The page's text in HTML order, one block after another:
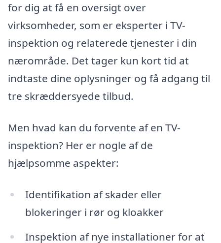
for dig at få en oversigt over
virksomheder, som er eksperter i TV-
inspektion og relaterede tjenester i din
nærområde. Det tager kun kort tid at
indtaste dine oplysninger og få adgang til
tre skræddersyede tilbud.
Men hvad kan du forvente af en TV-
inspektion? Her er nogle af de
hjælpsomme aspekter:
Identifikation af skader eller
blokeringer i rør og kloakker
Inspektion af nye installationer for at